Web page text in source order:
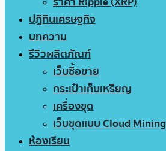
ปฏิทินเศรษฐกิจ
บทความ
รีวิวผลิตภัณฑ์
เว็บซื้อขาย
กระเป๋าเก็บเหรียญ
เครื่องขุด
เว็บขุดแบบ Cloud Mining
ห้องเรียน